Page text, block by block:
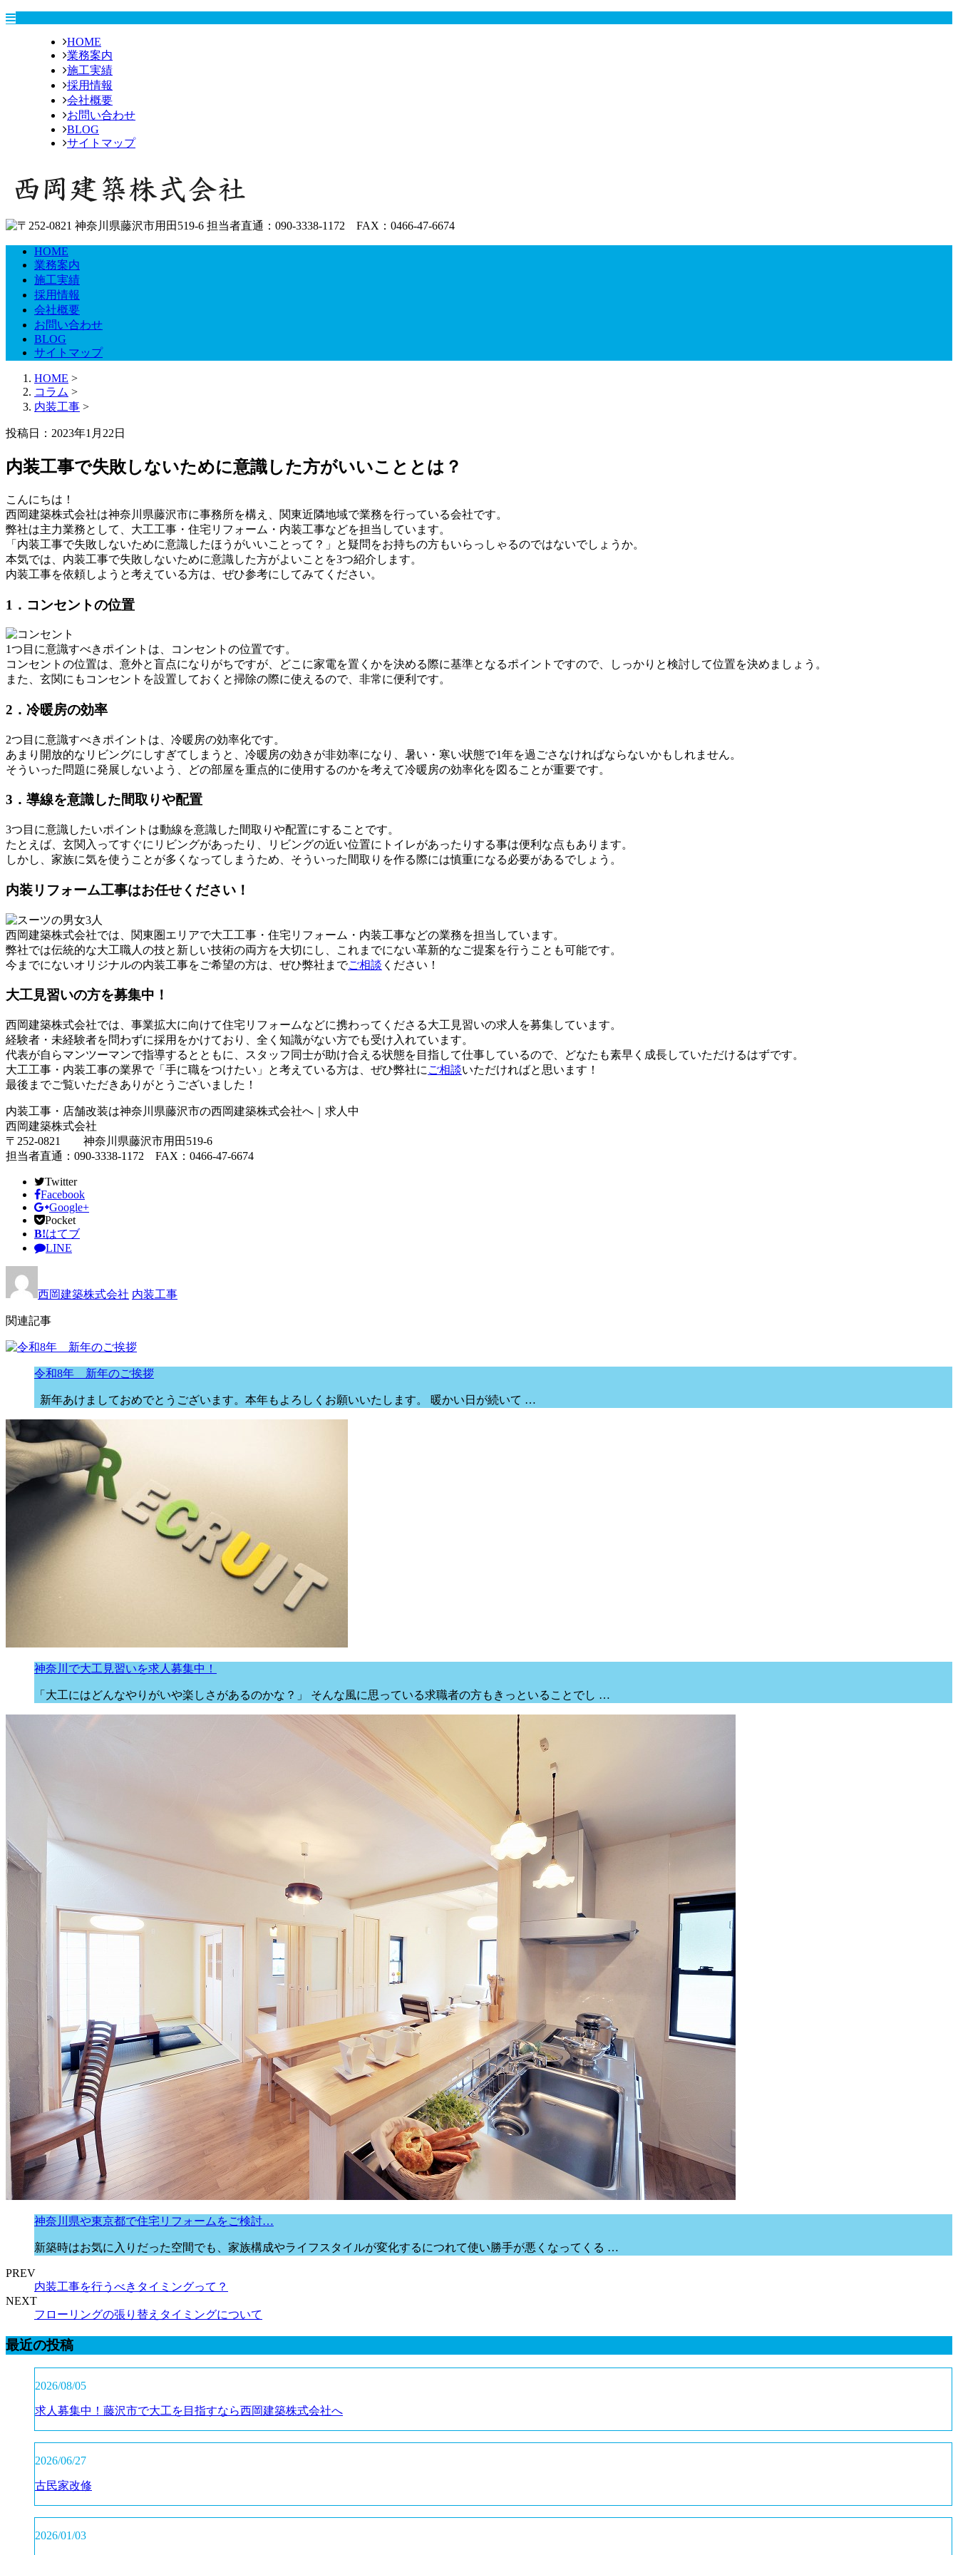
HOME
業務案内
施工実績
採用情報
会社概要
お問い合わせ
BLOG
サイトマップ
HOME
業務案内
施工実績
採用情報
会社概要
お問い合わせ
BLOG
サイトマップ
HOME >
コラム >
内装工事 >
投稿日：2023年1月22日
内装工事で失敗しないために意識した方がいいこととは？
こんにちは！
西岡建築株式会社は神奈川県藤沢市に事務所を構え、関東近隣地域で業務を行っている会社です。
弊社は主力業務として、大工工事・住宅リフォーム・内装工事などを担当しています。
「内装工事で失敗しないために意識したほうがいいことって？」と疑問をお持ちの方もいらっしゃるのではないでしょうか。
本気では、内装工事で失敗しないために意識した方がよいことを3つ紹介します。
内装工事を依頼しようと考えている方は、ぜひ参考にしてみてください。
1．コンセントの位置
1つ目に意識すべきポイントは、コンセントの位置です。
コンセントの位置は、意外と盲点になりがちですが、どこに家電を置くかを決める際に基準となるポイントですので、しっかりと検討して位置を決めましょう。
また、玄関にもコンセントを設置しておくと掃除の際に使えるので、非常に便利です。
2．冷暖房の効率
2つ目に意識すべきポイントは、冷暖房の効率化です。
あまり開放的なリビングにしすぎてしまうと、冷暖房の効きが非効率になり、暑い・寒い状態で1年を過ごさなければならないかもしれません。
そういった問題に発展しないよう、どの部屋を重点的に使用するのかを考えて冷暖房の効率化を図ることが重要です。
3．導線を意識した間取りや配置
3つ目に意識したいポイントは動線を意識した間取りや配置にすることです。
たとえば、玄関入ってすぐにリビングがあったり、リビングの近い位置にトイレがあったりする事は便利な点もあります。
しかし、家族に気を使うことが多くなってしまうため、そういった間取りを作る際には慎重になる必要があるでしょう。
内装リフォーム工事はお任せください！
西岡建築株式会社では、関東圏エリアで大工工事・住宅リフォーム・内装工事などの業務を担当しています。
弊社では伝統的な大工職人の技と新しい技術の両方を大切にし、これまでにない革新的なご提案を行うことも可能です。
今までにないオリジナルの内装工事をご希望の方は、ぜひ弊社までご相談 ください！
大工見習いの方を募集中！
西岡建築株式会社では、事業拡大に向けて住宅リフォームなどに携わってくださる大工見習いの求人を募集しています。
経験者・未経験者を問わずに採用をかけており、全く知識がない方でも受け入れています。
代表が自らマンツーマンで指導するとともに、スタッフ同士が助け合える状態を目指して仕事しているので、どなたも素早く成長していただけるはずです。
大工工事・内装工事の業界で「手に職をつけたい」と考えている方は、ぜひ弊社に ご相談いただければと思います！
最後までご覧いただきありがとうございました！
内装工事・店舗改装は神奈川県藤沢市の西岡建築株式会社へ｜求人中
西岡建築株式会社
〒252-0821 神奈川県藤沢市用田519-6
担当者直通：090-3338-1172 FAX：0466-47-6674
Twitter
Facebook
Google+
Pocket
B!はてブ
LINE
西岡建築株式会社 内装工事
関連記事
令和8年 新年のご挨拶
新年あけましておめでとうございます。本年もよろしくお願いいたします。 暖かい日が続いて …
神奈川で大工見習いを求人募集中！
「大工にはどんなやりがいや楽しさがあるのかな？」 そんな風に思っている求職者の方もきっといることでし …
神奈川県や東京都で住宅リフォームをご検討…
新築時はお気に入りだった空間でも、家族構成やライフスタイルが変化するにつれて使い勝手が悪くなってくる …
PREV
内装工事を行うべきタイミングって？
NEXT
フローリングの張り替えタイミングについて
最近の投稿
2026/08/05
求人募集中！藤沢市で大工を目指すなら西岡建築株式会社へ
2026/06/27
古民家改修
2026/01/03